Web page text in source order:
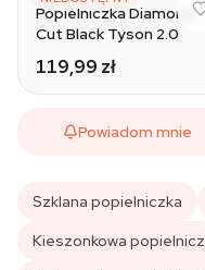
Popielniczka Diamond
Cut Black Tyson 2.0
119,99 zł
Powiadom mnie
Szklana popielniczka
Kieszonkowa